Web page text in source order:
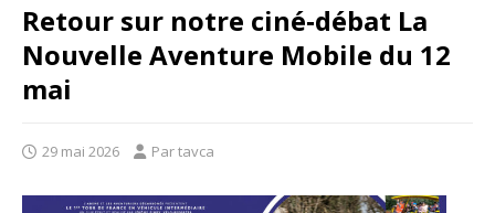
Retour sur notre ciné‑débat La
Nouvelle Aventure Mobile du 12
mai
29 mai 2026 Par tavca